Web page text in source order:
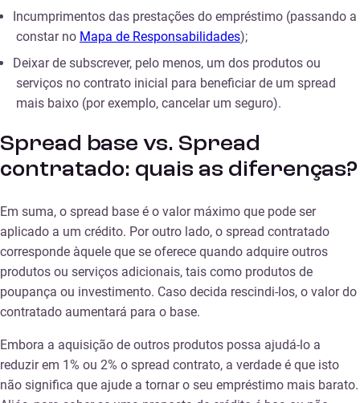
Incumprimentos das prestações do empréstimo (passando a
constar no Mapa de Responsabilidades);
Deixar de subscrever, pelo menos, um dos produtos ou
serviços no contrato inicial para beneficiar de um spread
mais baixo (por exemplo, cancelar um seguro).
Spread base vs. Spread
contratado: quais as diferenças?
Em suma, o spread base é o valor máximo que pode ser
aplicado a um crédito. Por outro lado, o spread contratado
corresponde àquele que se oferece quando adquire outros
produtos ou serviços adicionais, tais como produtos de
poupança ou investimento. Caso decida rescindi-los, o valor do
contratado aumentará para o base.
Embora a aquisição de outros produtos possa ajudá-lo a
reduzir em 1% ou 2% o spread contrato, a verdade é que isto
não significa que ajude a tornar o seu empréstimo mais barato.